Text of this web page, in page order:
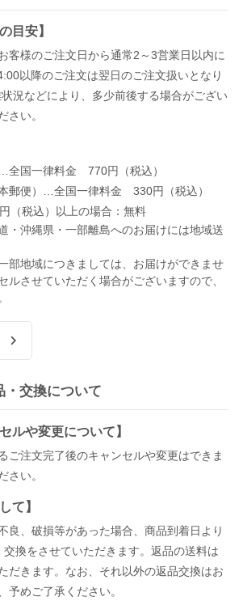
目安】
客様のご注文日から通常2～3営業日以内に
以降のご注文は翌日のご注文扱いとなり
況などにより、多少前後する場合がござい
さい。
全国一律料金 770円（税込）
郵便）…全国一律料金 330円（税込）
（税込）以上の場合：無料
・沖縄県・一部離島へのお届けには地域送
部地域につきましては、お届けができませ
ルさせていただく場合がございますので、
・交換について
ルや変更について】
ご注文完了後のキャンセルや変更はできま
さい。
て】
良、破損等があった場合、商品到着日より
換をさせていただきます。返品の送料は
だきます。なお、それ以外の返品交換はお
予めご了承ください。